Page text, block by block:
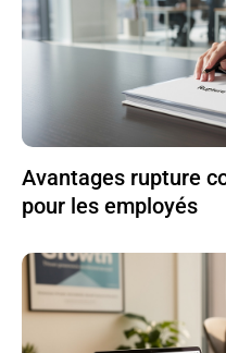
Avantages rupture
pour les employés